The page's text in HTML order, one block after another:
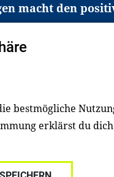
macht den
und einem
große
Erzieher*innen,
eng mit
Stiftungen
Für Familien
bestmögliche
erklärst du